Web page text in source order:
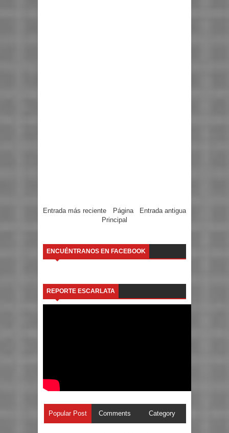
Entrada más reciente Entrada antigua
Página
Principal
ENCUÉNTRANOS EN FACEBOOK
REPORTE ESCARLATA
Popular Post Comments Category